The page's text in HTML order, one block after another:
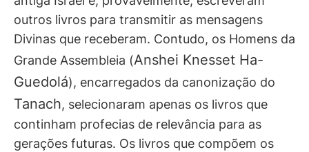
outros livros para transmitir as mensagens
Divinas que receberam. Contudo, os Homens da
Grande Assembleia (Anshei Knesset Ha-
Guedolá), encarregados da canonização do
Tanach, selecionaram apenas os livros que
continham profecias de relevância para as
gerações futuras. Os livros que compõem os